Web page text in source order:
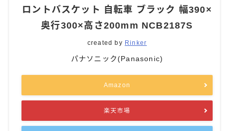
ロントバスケット 自転車 ブラック 幅390×
奥行300×高さ200mm NCB2187S
created by Rinker
パナソニック(Panasonic)
Amazon
楽天市場